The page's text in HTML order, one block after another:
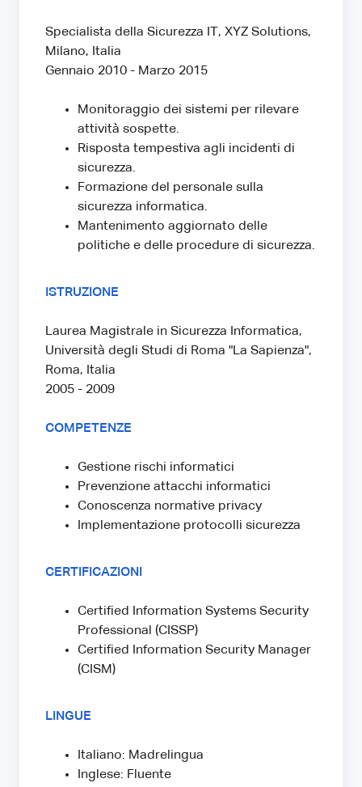
Specialista della Sicurezza IT, XYZ Solutions,
Milano, Italia
Gennaio 2010 - Marzo 2015
Monitoraggio dei sistemi per rilevare
attività sospette.
Risposta tempestiva agli incidenti di
sicurezza.
Formazione del personale sulla
sicurezza informatica.
Mantenimento aggiornato delle
politiche e delle procedure di sicurezza.
ISTRUZIONE
Laurea Magistrale in Sicurezza Informatica,
Università degli Studi di Roma "La Sapienza",
Roma, Italia
2005 - 2009
COMPETENZE
Gestione rischi informatici
Prevenzione attacchi informatici
Conoscenza normative privacy
Implementazione protocolli sicurezza
CERTIFICAZIONI
Certified Information Systems Security
Professional (CISSP)
Certified Information Security Manager
(CISM)
LINGUE
Italiano: Madrelingua
Inglese: Fluente